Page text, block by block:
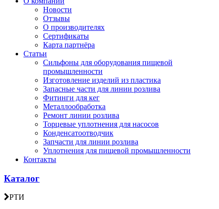
Новости
Отзывы
О производителях
Сертификаты
Карта партнёра
Статьи
Сильфоны для оборудования пищевой
промышленности
Изготовление изделий из пластика
Запасные части для линии розлива
Фитинги для кег
Металлообработка
Ремонт линии розлива
Торцевые уплотнения для насосов
Конденсатоотводчик
Запчасти для линии розлива
Уплотнения для пищевой промышленности
Контакты
Каталог
РТИ